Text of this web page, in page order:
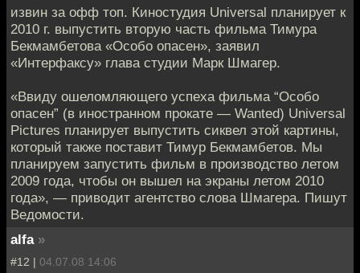
извин за офф топ. Киностудия Universal планирует к
2010 г. выпустить вторую часть фильма Тимура
Бекмамбетова «Особо опасен», заявил
«Интерфаксу» глава студии Марк Шмагер.
«Ввиду ошеломляющего успеха фильма “Особо
опасен” (в иностранном прокате — Wanted) Universal
Pictures планирует выпустить сиквел этой картины,
который также поставит Тимур Бекмамбетов. Мы
планируем запустить фильм в производство летом
2009 года, чтобы он вышел на экраны летом 2010
года», — приводит агентство слова Шмагера. Пишут
Ведомости.
alfa »
#12 | 04.07.08 14:06